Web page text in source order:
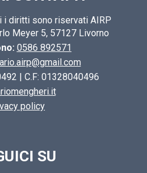
diritti sono riservati AIRP
Meyer 5, 57127 Livorno
0586 892571
| C.F: 01328040496
policy
SU